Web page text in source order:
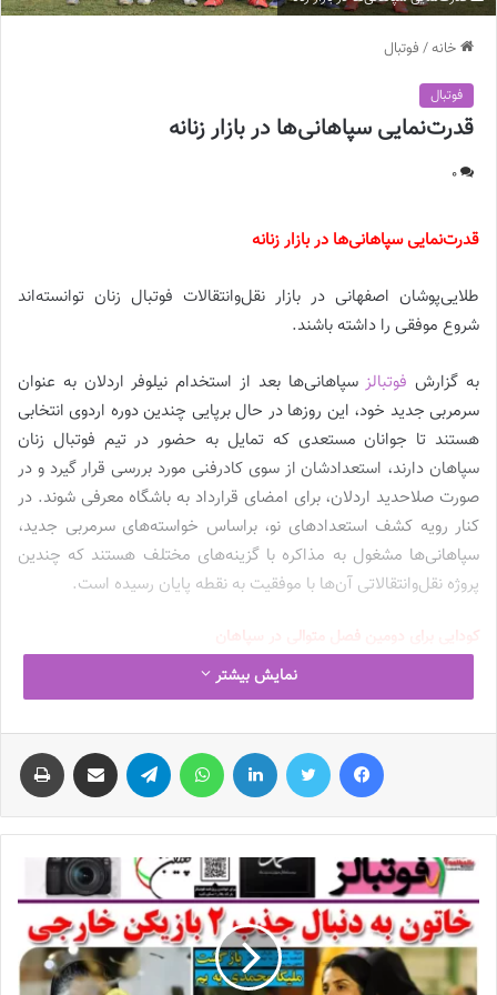
خانه/ فوتبال
فوتبال
قدرت‌نمایی سپاهانی‌ها در بازار زنانه
0
قدرت‌نمایی سپاهانی‌ها در بازار زنانه
طلایی‌پوشان اصفهانی در بازار نقل‌وانتقالات فوتبال زنان توانسته‌اند
شروع موفقی را داشته باشند.
به گزارش فوتبالزسپاهانی‌ها بعد از استخدام نیلوفر اردلان به عنوان
سرمربی جدید خود، این روزها در حال برپایی چندین دوره اردوی انتخابی
هستند تا جوانان مستعدی که تمایل به حضور در تیم فوتبال زنان
سپاهان دارند، استعدادشان از سوی کادرفنی مورد بررسی قرار گیرد و در
صورت صلاحدید اردلان، برای امضای قرارداد به باشگاه معرفی شوند. در
کنار رویه کشف استعدادهای نو، براساس خواسته‌های سرمربی جدید،
سپاهانی‌ها مشغول به مذاکره با گزینه‌های مختلف هستند که چندین
پروژه نقل‌وانتقالاتی آن‌ها با موفقیت به نقطه پایان رسیده است.
کودایی برای دومین فصل متوالی در سپاهان
که فصل گذشته با نظر مریم ایراندوست به سپاهان اصفهان
پیوست، در روزهای گذشته مشغول مذاکره با مدیران باشگاه سپاهان
برای تمدید قرارداد خود بود؛ آن‌هم در شرایطی‌که گفته می‌شد احتمال
عدم توافق کودایی با طلایی‌پوشان اصفهانی به‌واسطه عدم توافق مالی
وجود دارد اما طرفین سرانجام در زمینه مسائل مالی به توافق رسیدند و
همین مسئله باعث شد تا دروازه‌بان شماره یک فصل گذشته سپاهان در
جمع طلایی‌پوشان اصفهانی ماندنی شود. کودایی در حالی قراردادش را
تمدید کرده که برخلاف فصل گذشته، خبری از حضور مینا نافعی به
عنوان رقیبش نیست و او روز گذشته رسماً جدایی‌اش از سپاهان را
رسانه‌ای کرد و گفته می‌شود به‌زودی قراردادش با ملوان بندرانزلی نهایی
خواهد شد.
نمایش بیشتر